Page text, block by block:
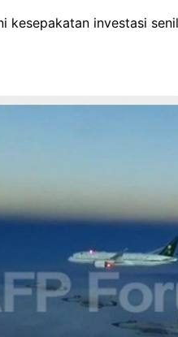
kesepakatan investasi